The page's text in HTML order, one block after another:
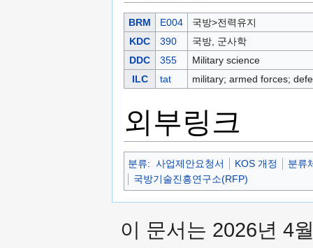
BRM E004
국방>전력유지
KDC
390
국방, 군사학
DDC
355
Military science
ILC
tat military; armed forces;
외부링크
분류: 사업제안요청서 KOS 개정
분류
국방기술진흥연구소(RFP)
이 문서는 2026년 4